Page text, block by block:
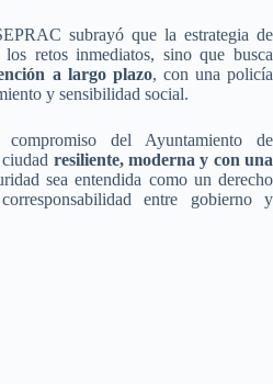
subrayó que la estrategia de
retos inmediatos, sino que busca
a largo plazo, con una policía
y sensibilidad social.
del Ayuntamiento de
resiliente, moderna y con una
sea entendida como un derecho
entre gobierno y